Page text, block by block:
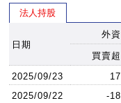
法人持股
日期
外資
買賣超
2025/09/23
17
2025/09/22
-18